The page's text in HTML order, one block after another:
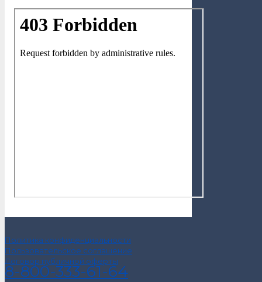
Политика конфиденциальности
Пользовательское соглашение
Договор публичной оферты
8-800-333-61-64